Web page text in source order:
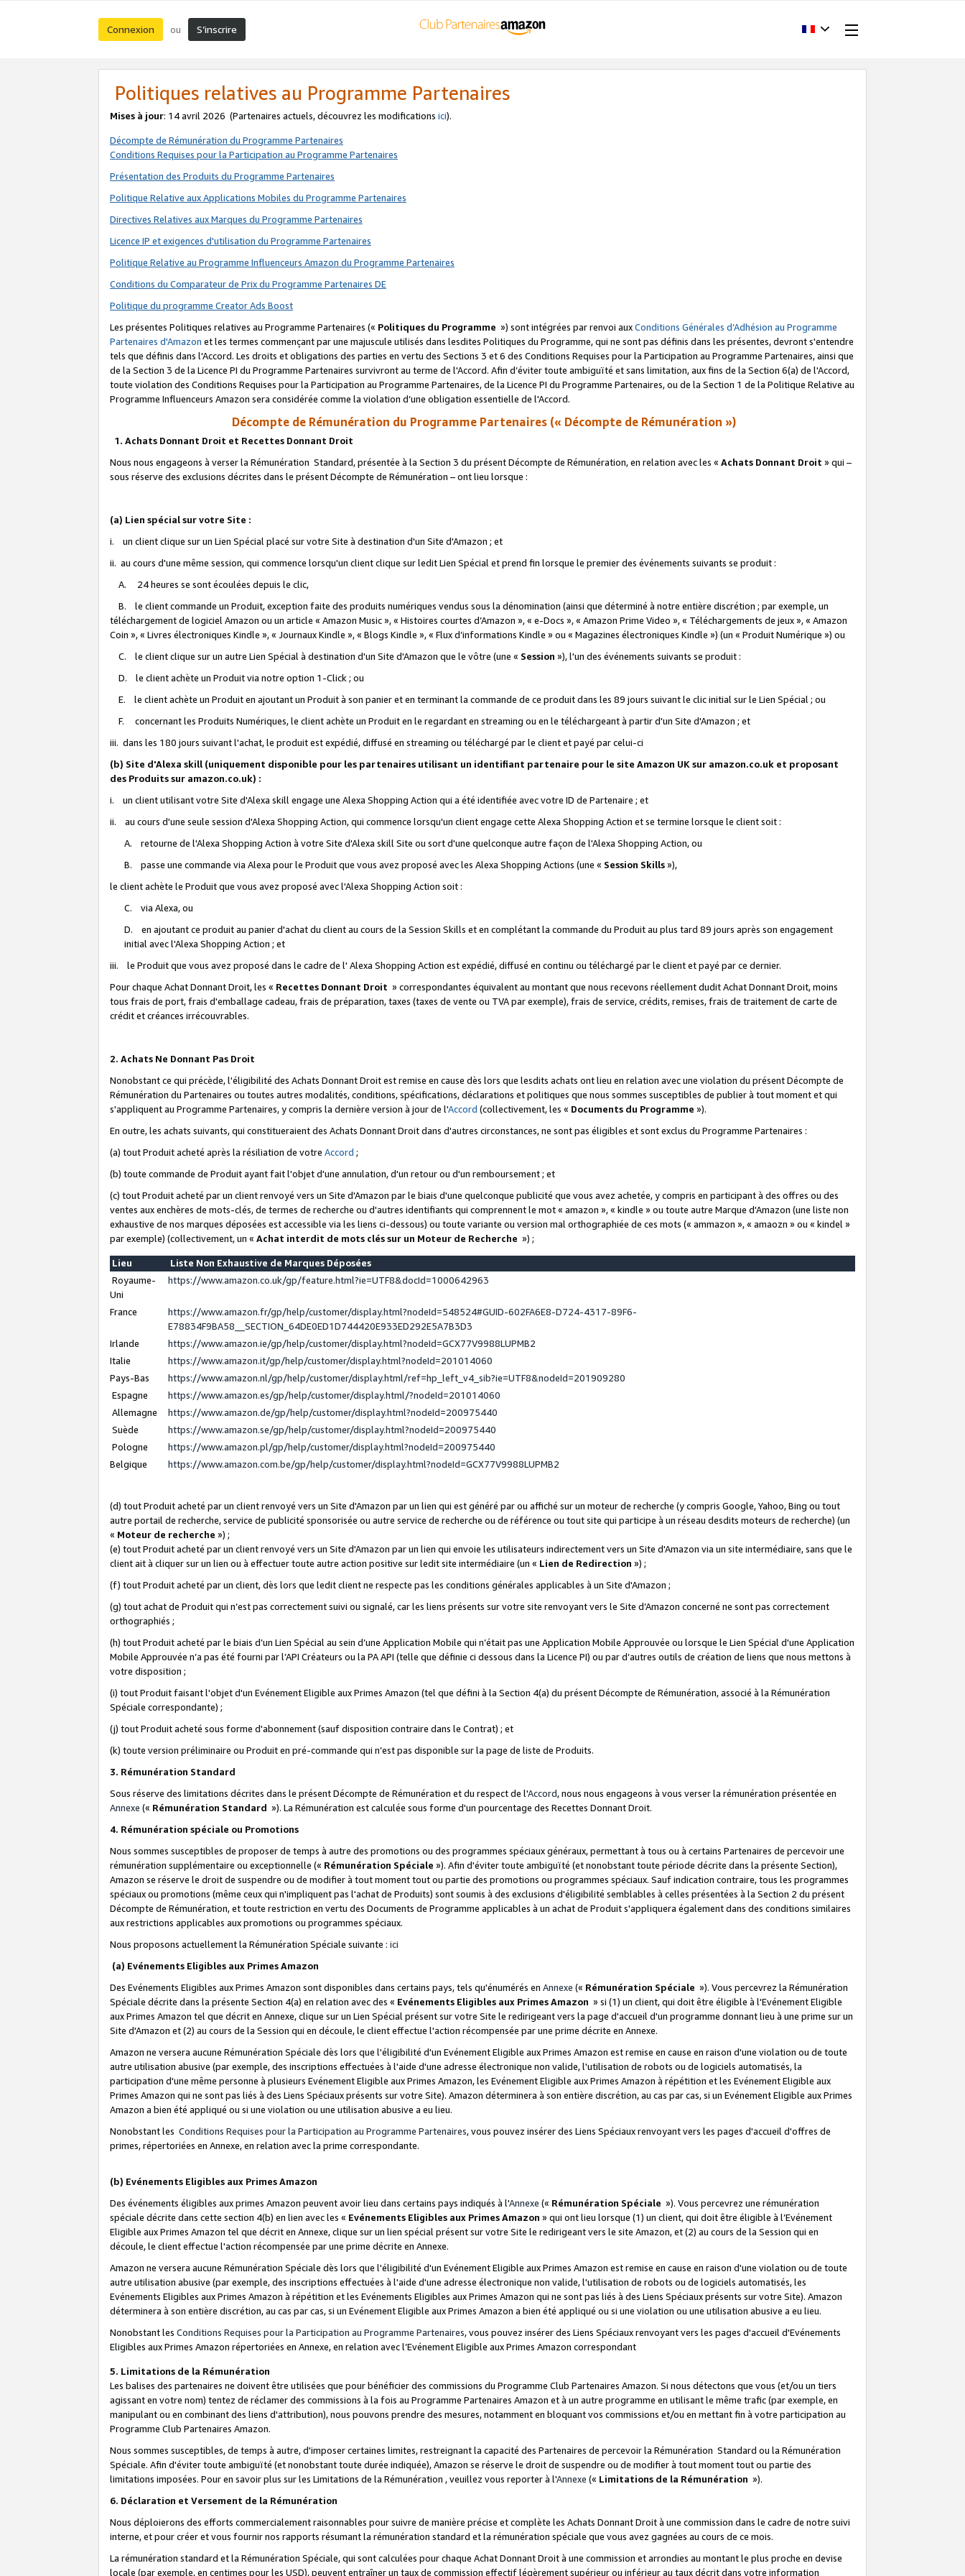
Connexion ou S’inscrire
Politiques relatives au Programme Partenaires
Mises à jour: 14 avril 2026 (Partenaires actuels, découvrez les modifications ici).
Décompte de Rémunération du Programme Partenaires
Conditions Requises pour la Participation au Programme Partenaires
Présentation des Produits du Programme Partenaires
Politique Relative aux Applications Mobiles du Programme Partenaires
Directives Relatives aux Marques du Programme Partenaires
Licence IP et exigences d'utilisation du Programme Partenaires
Politique Relative au Programme Influenceurs Amazon du Programme Partenaires
Conditions du Comparateur de Prix du Programme Partenaires DE
Politique du programme Creator Ads Boost
Les présentes Politiques relatives au Programme Partenaires (« Politiques du Programme ») sont intégrées par renvoi auxConditions Générales d’Adhésion au Programme
Partenaires d'Amazon et les termes commençant par une majuscule utilisés dans lesdites Politiques du Programme, qui ne sont pas définis dans les présentes, devront s'entendre
tels que définis dans l'Accord. Les droits et obligations des parties en vertu des Sections 3 et 6 des Conditions Requises pour la Participation au Programme Partenaires, ainsi que
de la Section 3 de la Licence PI du Programme Partenaires survivront au terme de l'Accord. Afin d’éviter toute ambiguïté et sans limitation, aux fins de la Section 6(a) de l'Accord,
toute violation des Conditions Requises pour la Participation au Programme Partenaires, de la Licence PI du Programme Partenaires, ou de la Section 1 de la Politique Relative au
Programme Influenceurs Amazon sera considérée comme la violation d’une obligation essentielle de l'Accord.
Décompte de Rémunération du Programme Partenaires (« Décompte de Rémunération »)
1. Achats Donnant Droit et Recettes Donnant Droit
Nous nous engageons à verser la Rémunération Standard, présentée à la Section 3 du présent Décompte de Rémunération, en relation avec les « Achats Donnant Droit » qui –
sous réserve des exclusions décrites dans le présent Décompte de Rémunération – ont lieu lorsque :
(a) Lien spécial sur votre Site :
i. un client clique sur un Lien Spécial placé sur votre Site à destination d'un Site d'Amazon ; et
ii. au cours d'une même session, qui commence lorsqu'un client clique sur ledit Lien Spécial et prend fin lorsque le premier des événements suivants se produit :
A. 24 heures se sont écoulées depuis le clic,
B. le client commande un Produit, exception faite des produits numériques vendus sous la dénomination (ainsi que déterminé à notre entière discrétion ; par exemple, un
téléchargement de logiciel Amazon ou un article « Amazon Music », « Histoires courtes d’Amazon », « e-Docs », « Amazon Prime Video », « Téléchargements de jeux », « Amazon
Coin », « Livres électroniques Kindle », « Journaux Kindle », « Blogs Kindle », « Flux d’informations Kindle » ou « Magazines électroniques Kindle ») (un « Produit Numérique ») ou
C. le client clique sur un autre Lien Spécial à destination d'un Site d'Amazon que le vôtre (une « Session »), l'un des événements suivants se produit :
D. le client achète un Produit via notre option 1-Click ; ou
E. le client achète un Produit en ajoutant un Produit à son panier et en terminant la commande de ce produit dans les 89 jours suivant le clic initial sur le Lien Spécial ; ou
F. concernant les Produits Numériques, le client achète un Produit en le regardant en streaming ou en le téléchargeant à partir d'un Site d'Amazon ; et
iii. dans les 180 jours suivant l'achat, le produit est expédié, diffusé en streaming ou téléchargé par le client et payé par celui-ci
(b) Site d'Alexa skill (uniquement disponible pour les partenaires utilisant un identifiant partenaire pour le site Amazon UK sur amazon.co.uk et proposant
des Produits sur amazon.co.uk) :
i. un client utilisant votre Site d'Alexa skill engage une Alexa Shopping Action qui a été identifiée avec votre ID de Partenaire ; et
ii. au cours d'une seule session d'Alexa Shopping Action, qui commence lorsqu'un client engage cette Alexa Shopping Action et se termine lorsque le client soit :
A. retourne de l'Alexa Shopping Action à votre Site d'Alexa skill Site ou sort d'une quelconque autre façon de l'Alexa Shopping Action, ou
B. passe une commande via Alexa pour le Produit que vous avez proposé avec les Alexa Shopping Actions (une « Session Skills»),
le client achète le Produit que vous avez proposé avec l'Alexa Shopping Action soit :
C. via Alexa, ou
D. en ajoutant ce produit au panier d'achat du client au cours de la Session Skills et en complétant la commande du Produit au plus tard 89 jours après son engagement
initial avec l'Alexa Shopping Action ; et
iii. le Produit que vous avez proposé dans le cadre de l' Alexa Shopping Action est expédié, diffusé en continu ou téléchargé par le client et payé par ce dernier.
Pour chaque Achat Donnant Droit, les « Recettes Donnant Droit » correspondantes équivalent au montant que nous recevons réellement dudit Achat Donnant Droit, moins
tous frais de port, frais d'emballage cadeau, frais de préparation, taxes (taxes de vente ou TVA par exemple), frais de service, crédits, remises, frais de traitement de carte de
crédit et créances irrécouvrables.
2. Achats Ne Donnant Pas Droit
Nonobstant ce qui précède, l'éligibilité des Achats Donnant Droit est remise en cause dès lors que lesdits achats ont lieu en relation avec une violation du présent Décompte de
Rémunération du Partenaires ou toutes autres modalités, conditions, spécifications, déclarations et politiques que nous sommes susceptibles de publier à tout moment et qui
s'appliquent au Programme Partenaires, y compris la dernière version à jour de l'Accord (collectivement, les « Documents du Programme »).
En outre, les achats suivants, qui constitueraient des Achats Donnant Droit dans d'autres circonstances, ne sont pas éligibles et sont exclus du Programme Partenaires :
(a) tout Produit acheté après la résiliation de votre Accord ;
(b) toute commande de Produit ayant fait l'objet d'une annulation, d'un retour ou d'un remboursement ; et
(c) tout Produit acheté par un client renvoyé vers un Site d'Amazon par le biais d'une quelconque publicité que vous avez achetée, y compris en participant à des offres ou des
ventes aux enchères de mots-clés, de termes de recherche ou d'autres identifiants qui comprennent le mot « amazon », « kindle » ou toute autre Marque d'Amazon (une liste non
exhaustive de nos marques déposées est accessible via les liens ci-dessous) ou toute variante ou version mal orthographiée de ces mots (« ammazon », « amaozn » ou « kindel »
par exemple) (collectivement, un « Achat interdit de mots clés sur un Moteur de Recherche ») ;
Lieu
Liste Non Exhaustive de Marques Déposées
Royaume-
Uni
https://www.amazon.co.uk/gp/feature.html?ie=UTF8&docId=1000642963
France
https://www.amazon.fr/gp/help/customer/display.html?nodeId=548524#GUID-602FA6E8-D724-4317-89F6-
E78834F9BA58__SECTION_64DE0ED1D744420E933ED292E5A7B3D3
Irlande
https://www.amazon.ie/gp/help/customer/display.html?nodeId=GCX77V9988LUPMB2
Italie
https://www.amazon.it/gp/help/customer/display.html?nodeId=201014060
Pays-Bas
https://www.amazon.nl/gp/help/customer/display.html/ref=hp_left_v4_sib?ie=UTF8&nodeId=201909280
Espagne
https://www.amazon.es/gp/help/customer/display.html/?nodeId=201014060
Allemagne
https://www.amazon.de/gp/help/customer/display.html?nodeId=200975440
Suède
https://www.amazon.se/gp/help/customer/display.html?nodeId=200975440
Pologne
https://www.amazon.pl/gp/help/customer/display.html?nodeId=200975440
Belgique
https://www.amazon.com.be/gp/help/customer/display.html?nodeId=GCX77V9988LUPMB2
(d) tout Produit acheté par un client renvoyé vers un Site d'Amazon par un lien qui est généré par ou affiché sur un moteur de recherche (y compris Google, Yahoo, Bing ou tout
autre portail de recherche, service de publicité sponsorisée ou autre service de recherche ou de référence ou tout site qui participe à un réseau desdits moteurs de recherche) (un
« Moteur de recherche ») ;
(e) tout Produit acheté par un client renvoyé vers un Site d'Amazon par un lien qui envoie les utilisateurs indirectement vers un Site d'Amazon via un site intermédiaire, sans que le
client ait à cliquer sur un lien ou à effectuer toute autre action positive sur ledit site intermédiaire (un « Lien de Redirection ») ;
(f) tout Produit acheté par un client, dès lors que ledit client ne respecte pas les conditions générales applicables à un Site d'Amazon ;
(g) tout achat de Produit qui n’est pas correctement suivi ou signalé, car les liens présents sur votre site renvoyant vers le Site d’Amazon concerné ne sont pas correctement
orthographiés ;
(h) tout Produit acheté par le biais d’un Lien Spécial au sein d’une Application Mobile qui n’était pas une Application Mobile Approuvée ou lorsque le Lien Spécial d'une Application
Mobile Approuvée n’a pas été fourni par l’API Créateurs ou la PA API (telle que définie ci dessous dans la Licence PI) ou par d’autres outils de création de liens que nous mettons à
votre disposition ;
(i) tout Produit faisant l'objet d'un Evénement Eligible aux Primes Amazon (tel que défini à la Section 4(a) du présent Décompte de Rémunération, associé à la Rémunération
Spéciale correspondante) ;
(j) tout Produit acheté sous forme d'abonnement (sauf disposition contraire dans le Contrat) ; et
(k) toute version préliminaire ou Produit en pré-commande qui n’est pas disponible sur la page de liste de Produits.
3. Rémunération Standard
Sous réserve des limitations décrites dans le présent Décompte de Rémunération et du respect de l'Accord, nous nous engageons à vous verser la rémunération présentée en
Annexe (« Rémunération Standard »). La Rémunération est calculée sous forme d'un pourcentage des Recettes Donnant Droit.
4. Rémunération spéciale ou Promotions
Nous sommes susceptibles de proposer de temps à autre des promotions ou des programmes spéciaux généraux, permettant à tous ou à certains Partenaires de percevoir une
rémunération supplémentaire ou exceptionnelle (« Rémunération Spéciale »). Afin d'éviter toute ambiguïté (et nonobstant toute période décrite dans la présente Section),
Amazon se réserve le droit de suspendre ou de modifier à tout moment tout ou partie des promotions ou programmes spéciaux. Sauf indication contraire, tous les programmes
spéciaux ou promotions (même ceux qui n'impliquent pas l'achat de Produits) sont soumis à des exclusions d'éligibilité semblables à celles présentées à la Section 2 du présent
Décompte de Rémunération, et toute restriction en vertu des Documents de Programme applicables à un achat de Produit s'appliquera également dans des conditions similaires
aux restrictions applicables aux promotions ou programmes spéciaux.
Nous proposons actuellement la Rémunération Spéciale suivante : ici
(a) Evénements Eligibles aux Primes Amazon
Des Evénements Eligibles aux Primes Amazon sont disponibles dans certains pays, tels qu'énumérés en Annexe (« Rémunération Spéciale »). Vous percevrez la Rémunération
Spéciale décrite dans la présente Section 4(a) en relation avec des « Evénements Eligibles aux Primes Amazon » si (1) un client, qui doit être éligible à l'Evénement Eligible
aux Primes Amazon tel que décrit en Annexe, clique sur un Lien Spécial présent sur votre Site le redirigeant vers la page d'accueil d'un programme donnant lieu à une prime sur un
Site d'Amazon et (2) au cours de la Session qui en découle, le client effectue l'action récompensée par une prime décrite en Annexe.
Amazon ne versera aucune Rémunération Spéciale dès lors que l'éligibilité d'un Evénement Eligible aux Primes Amazon est remise en cause en raison d'une violation ou de toute
autre utilisation abusive (par exemple, des inscriptions effectuées à l'aide d'une adresse électronique non valide, l'utilisation de robots ou de logiciels automatisés, la
participation d'une même personne à plusieurs Evénement Eligible aux Primes Amazon, les Evénement Eligible aux Primes Amazon à répétition et les Evénement Eligible aux
Primes Amazon qui ne sont pas liés à des Liens Spéciaux présents sur votre Site). Amazon déterminera à son entière discrétion, au cas par cas, si un Evénement Eligible aux Primes
Amazon a bien été appliqué ou si une violation ou une utilisation abusive a eu lieu.
Nonobstant les Conditions Requises pour la Participation au Programme Partenaires, vous pouvez insérer des Liens Spéciaux renvoyant vers les pages d'accueil d'offres de
primes, répertoriées en Annexe, en relation avec la prime correspondante.
(b) Evénements Eligibles aux Primes Amazon
Des événements éligibles aux primes Amazon peuvent avoir lieu dans certains pays indiqués à l'Annexe (« Rémunération Spéciale »). Vous percevrez une rémunération
spéciale décrite dans cette section 4(b) en lien avec les « Evénements Eligibles aux Primes Amazon » qui ont lieu lorsque (1) un client, qui doit être éligible à l’Evénement
Eligible aux Primes Amazon tel que décrit en Annexe, clique sur un lien spécial présent sur votre Site le redirigeant vers le site Amazon, et (2) au cours de la Session qui en
découle, le client effectue l'action récompensée par une prime décrite en Annexe.
Amazon ne versera aucune Rémunération Spéciale dès lors que l'éligibilité d'un Evénement Eligible aux Primes Amazon est remise en cause en raison d'une violation ou de toute
autre utilisation abusive (par exemple, des inscriptions effectuées à l'aide d'une adresse électronique non valide, l'utilisation de robots ou de logiciels automatisés, les
Evénements Eligibles aux Primes Amazon à répétition et les Evénements Eligibles aux Primes Amazon qui ne sont pas liés à des Liens Spéciaux présents sur votre Site). Amazon
déterminera à son entière discrétion, au cas par cas, si un Evénement Eligible aux Primes Amazon a bien été appliqué ou si une violation ou une utilisation abusive a eu lieu.
Nonobstant les Conditions Requises pour la Participation au Programme Partenaires, vous pouvez insérer des Liens Spéciaux renvoyant vers les pages d'accueil d'Evénements
Eligibles aux Primes Amazon répertoriées en Annexe, en relation avec l’Evénement Eligible aux Primes Amazon correspondant
5. Limitations de la Rémunération
Les balises des partenaires ne doivent être utilisées que pour bénéficier des commissions du Programme Club Partenaires Amazon. Si nous détectons que vous (et/ou un tiers
agissant en votre nom) tentez de réclamer des commissions à la fois au Programme Partenaires Amazon et à un autre programme en utilisant le même trafic (par exemple, en
manipulant ou en combinant des liens d'attribution), nous pouvons prendre des mesures, notamment en bloquant vos commissions et/ou en mettant fin à votre participation au
Programme Club Partenaires Amazon.
Nous sommes susceptibles, de temps à autre, d'imposer certaines limites, restreignant la capacité des Partenaires de percevoir la Rémunération Standard ou la Rémunération
Spéciale. Afin d'éviter toute ambiguïté (et nonobstant toute durée indiquée), Amazon se réserve le droit de suspendre ou de modifier à tout moment tout ou partie des
limitations imposées. Pour en savoir plus sur les Limitations de la Rémunération , veuillez vous reporter à l'Annexe (« Limitations de la Rémunération »).
6. Déclaration et Versement de la Rémunération
Nous déploierons des efforts commercialement raisonnables pour suivre de manière précise et complète les Achats Donnant Droit à une commission dans le cadre de notre suivi
interne, et pour créer et vous fournir nos rapports résumant la rémunération standard et la rémunération spéciale que vous avez gagnées au cours de ce mois.
La rémunération standard et la Rémunération Spéciale, qui sont calculées pour chaque Achat Donnant Droit à une commission et arrondies au montant le plus proche en devise
locale (par exemple, en centimes pour les USD), peuvent entraîner un taux de commission effectif légèrement supérieur ou inférieur au taux décrit dans votre information